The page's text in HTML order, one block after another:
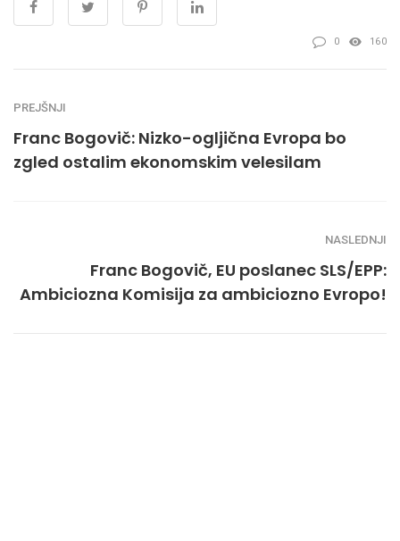
0 160
PREJŠNJI
Franc Bogovič: Nizko-ogljična Evropa bo
zgled ostalim ekonomskim velesilam
NASLEDNJI
Franc Bogovič, EU poslanec SLS/EPP:
Ambiciozna Komisija za ambiciozno Evropo!